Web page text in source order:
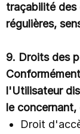
traçabilité des
régulières,
9. Droits des
l'Utilisateur
le
Droit